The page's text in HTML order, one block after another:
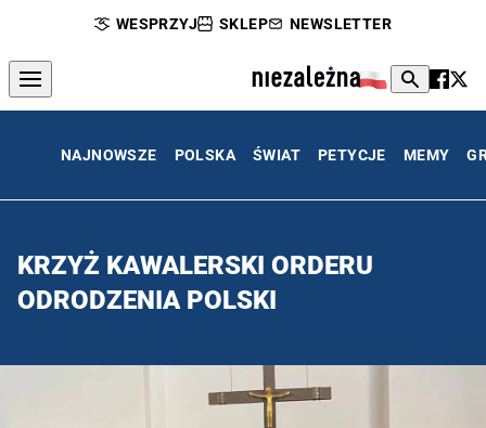
WESPRZYJ SKLEP NEWSLETTER
NAJNOWSZE POLSKA ŚWIAT PETYCJE MEMY
KRZYŻ KAWALERSKI ORDERU
ODRODZENIA POLSKI